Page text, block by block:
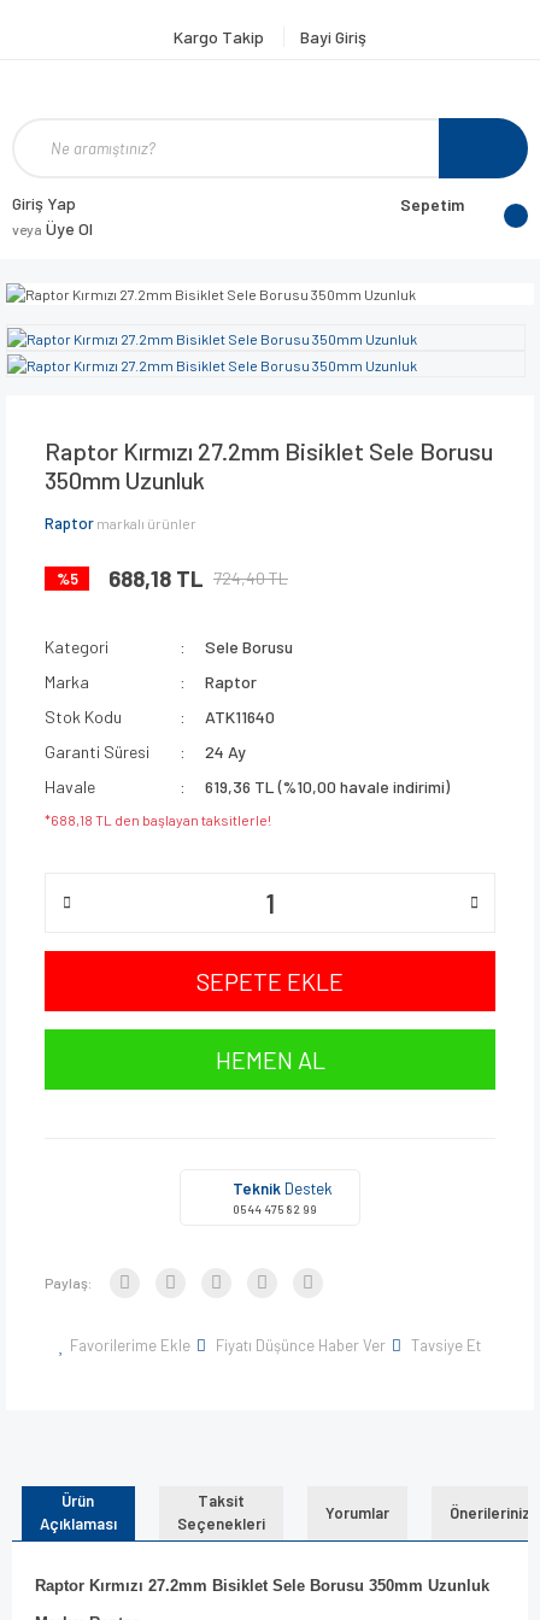
Kargo Takip Bayi Giriş
Giriş Yap
veya Üye Ol
Sepetim
Raptor Kırmızı 27.2mm Bisiklet Sele Borusu
350mm Uzunluk
Raptor markalı ürünler
%5 688,18 TL 724,40 TL
Kategori
Sele Borusu
Marka
Raptor
Stok Kodu
ATK11640
Garanti Süresi
24 Ay
Havale
619,36 TL (%10,00 havale indirimi)
*688,18 TL den başlayan taksitlerle!
SEPETE EKLE
HEMEN AL
Teknik Destek
0544 475 82 99
Paylaş:
Favorilerime Ekle Fiyatı Düşünce Haber Ver Tavsiye Et
Ürün
Açıklaması
Taksit
Seçenekleri
Yorumlar Önerileriniz
Raptor Kırmızı 27.2mm Bisiklet Sele Borusu 350mm Uzunluk